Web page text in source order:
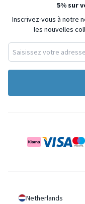
5% sur
Inscrivez-vous à notre
les nouvelles
Netherlands